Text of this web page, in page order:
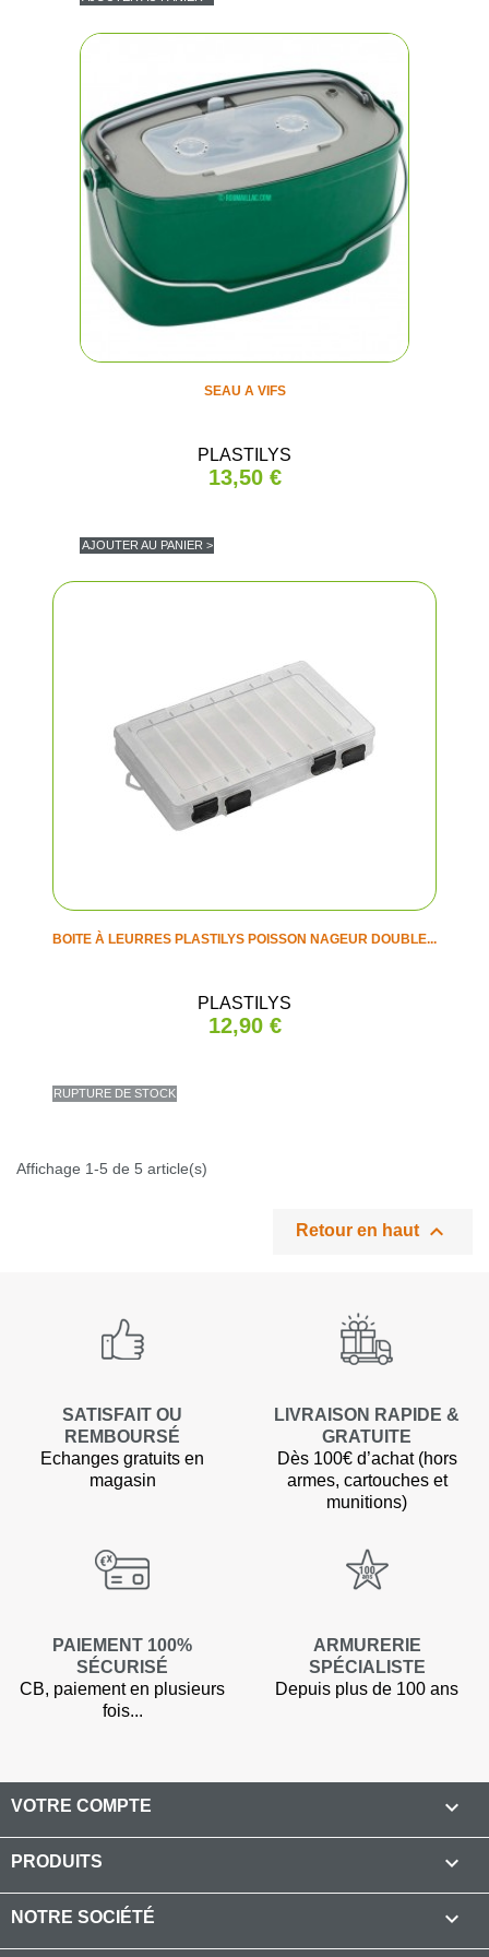
SEAU A VIFS
PLASTILYS
13,50 €
AJOUTER AU PANIER >
BOITE À LEURRES PLASTILYS POISSON NAGEUR DOUBLE...
PLASTILYS
12,90 €
RUPTURE DE STOCK
Affichage 1-5 de 5 article(s)
Retour en haut 
SATISFAIT OU
REMBOURSÉ
Echanges gratuits en
magasin
LIVRAISON RAPIDE &
GRATUITE
Dès 100€ d’achat (hors
armes, cartouches et
munitions)
PAIEMENT 100%
SÉCURISÉ
CB, paiement en plusieurs
fois...
ARMURERIE
SPÉCIALISTE
Depuis plus de 100 ans
VOTRE COMPTE 
PRODUITS 
NOTRE SOCIÉTÉ 